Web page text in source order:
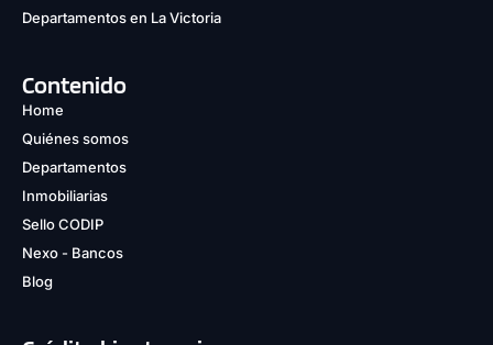
Departamentos en La Victoria
Contenido
Home
Quiénes somos
Departamentos
Inmobiliarias
Sello CODIP
Nexo - Bancos
Blog